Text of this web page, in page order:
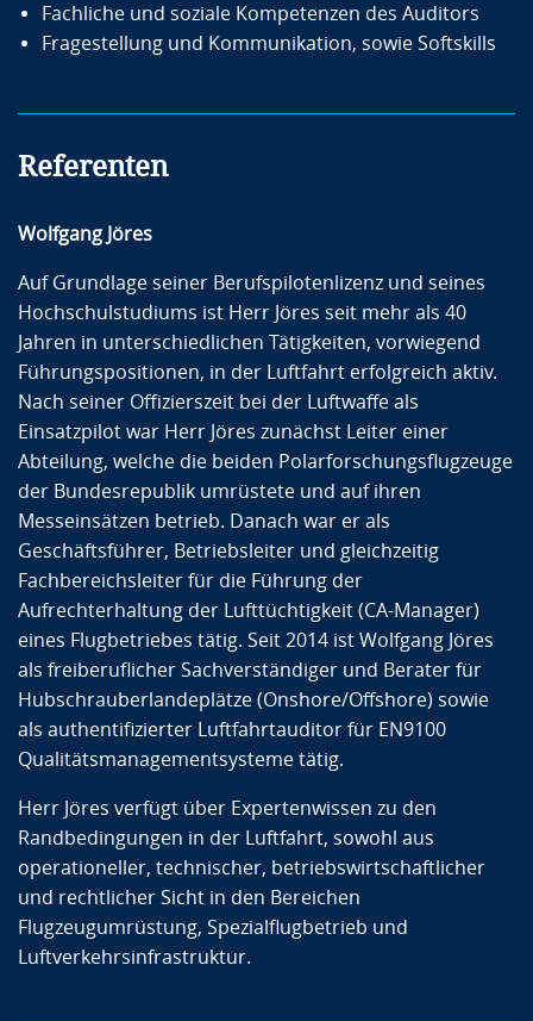
Fachliche und soziale Kompetenzen des Auditors
Fragestellung und Kommunikation, sowie Softskills
Referenten
Wolfgang Jöres
Auf Grundlage seiner Berufspilotenlizenz und seines
Hochschulstudiums ist Herr Jöres seit mehr als 40
Jahren in unterschiedlichen Tätigkeiten, vorwiegend
Führungspositionen, in der Luftfahrt erfolgreich aktiv.
Nach seiner Offizierszeit bei der Luftwaffe als
Einsatzpilot war Herr Jöres zunächst Leiter einer
Abteilung, welche die beiden Polarforschungsflugzeuge
der Bundesrepublik umrüstete und auf ihren
Messeinsätzen betrieb. Danach war er als
Geschäftsführer, Betriebsleiter und gleichzeitig
Fachbereichsleiter für die Führung der
Aufrechterhaltung der Lufttüchtigkeit (CA-Manager)
eines Flugbetriebes tätig. Seit 2014 ist Wolfgang Jöres
als freiberuflicher Sachverständiger und Berater für
Hubschrauberlandeplätze (Onshore/Offshore) sowie
als authentifizierter Luftfahrtauditor für EN9100
Qualitätsmanagementsysteme tätig.
Herr Jöres verfügt über Expertenwissen zu den
Randbedingungen in der Luftfahrt, sowohl aus
operationeller, technischer, betriebswirtschaftlicher
und rechtlicher Sicht in den Bereichen
Flugzeugumrüstung, Spezialflugbetrieb und
Luftverkehrsinfrastruktur.